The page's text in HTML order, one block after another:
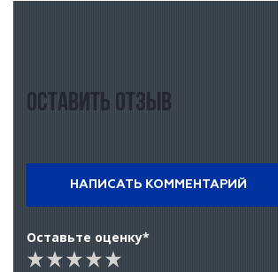
Оставить отзыв
НАПИСАТЬ КОММЕНТАРИЙ
Оставьте оценку*